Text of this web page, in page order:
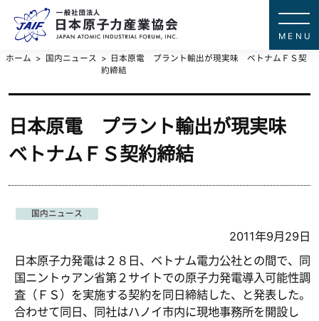
ホーム 国内ニュース
日本原電 プラント輸出が現実味 ベトナムＦＳ契
約締結
日本原電 プラント輸出が現実味
ベトナムＦＳ契約締結
国内ニュース
2011年9月29日
日本原子力発電は２８日、ベトナム電力公社との間で、同
国ニントゥアン省第２サイトでの原子力発電導入可能性調
査（ＦＳ）を実施する契約を同日締結した、と発表した。
合わせて同日、同社はハノイ市内に現地事務所を開設し